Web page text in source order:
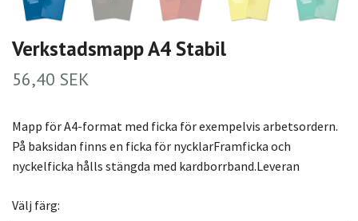
Verkstadsmapp A4 Stabil
56,40 SEK
Mapp för A4-format med ficka för exempelvis arbetsordern.
På baksidan finns en ficka för nycklarFramficka och
nyckelficka hålls stängda med kardborrband.Leveran
Välj färg: